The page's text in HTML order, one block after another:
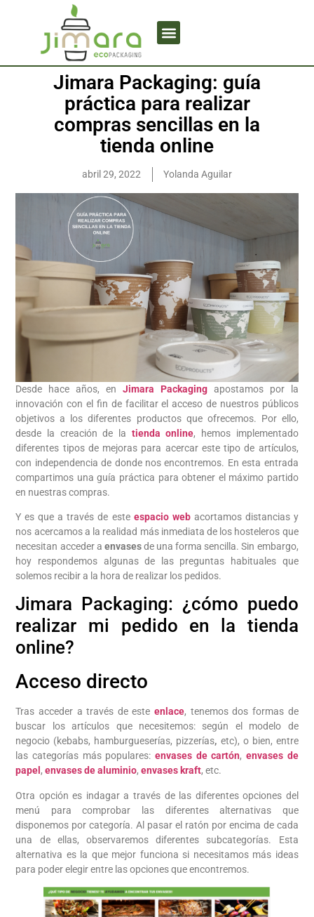
Jimara Packaging: guía
práctica para realizar
compras sencillas en la
tienda online
abril 29, 2022 Yolanda Aguilar
Desde hace años, en Jimara Packagingapostamos por la
innovación con el fin de facilitar el acceso de nuestros públicos
objetivos a los diferentes productos que ofrecemos. Por ello,
desde la creación de la tienda online, hemos implementado
diferentes tipos de mejoras para acercar este tipo de artículos,
con independencia de donde nos encontremos. En esta entrada
compartimos una guía práctica para obtener el máximo partido
en nuestras compras.
Y es que a través de este espacio web acortamos distancias y
nos acercamos a la realidad más inmediata de los hosteleros que
necesitan acceder a envasesde una forma sencilla. Sin embargo,
hoy respondemos algunas de las preguntas habituales que
solemos recibir a la hora de realizar los pedidos.
Jimara Packaging: ¿cómo puedo
realizar mi pedido en la tienda
online?
Acceso directo
Tras acceder a través de esteenlace, tenemos dos formas de
buscar los artículos que necesitemos: según el modelo de
negocio (kebabs, hamburgueserías, pizzerías, etc), o bien, entre
las categorías más populares: envases de cartón, envases de
papel ,envases de aluminio,envases kraft, etc.
Otra opción es indagar a través de las diferentes opciones del
menú para comprobar las diferentes alternativas que
disponemos por categoría. Al pasar el ratón por encima de cada
una de ellas, observaremos diferentes subcategorías. Esta
alternativa es la que mejor funciona si necesitamos más ideas
para poder elegir entre las opciones que encontremos.